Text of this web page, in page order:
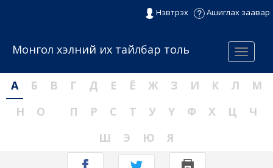
Нэвтрэх Ашиглах заавар
Menu
Монгол хэлний их тайлбар толь
А Б В Г Д Е Ё Ж З И К Л
М
Н
О П Р С Т У Ү Ф Х Ц
Ч
Ш
Э Ю Я